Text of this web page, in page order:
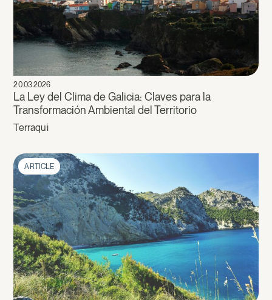
20.03.2026
La Ley del Clima de Galicia: Claves para la
Transformación Ambiental del Territorio
Terraqui
ARTICLE